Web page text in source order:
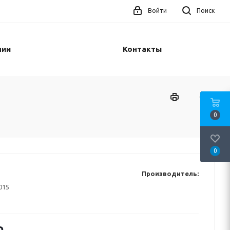
Поиск
Войти
Контакты
Производитель:
0
0